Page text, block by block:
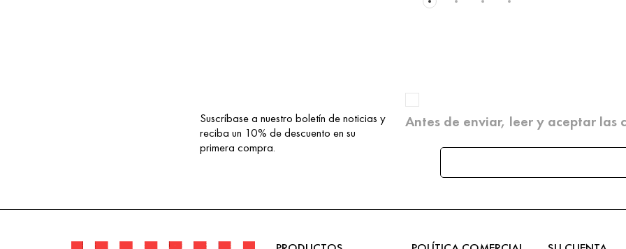
Suscríbase a nuestro boletín de noticias y
reciba un 10% de descuento en su
primera compra.
Antes de enviar, leer y aceptar las